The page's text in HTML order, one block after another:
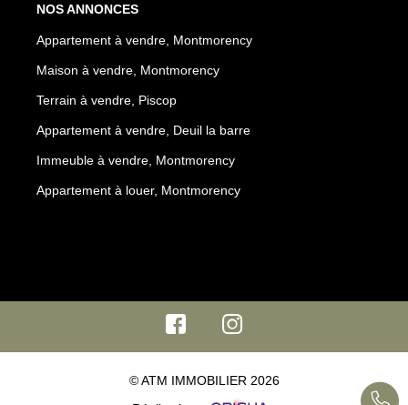
NOS ANNONCES
Appartement à vendre, Montmorency
Maison à vendre, Montmorency
Terrain à vendre, Piscop
Appartement à vendre, Deuil la barre
Immeuble à vendre, Montmorency
Appartement à louer, Montmorency
© ATM IMMOBILIER 2026